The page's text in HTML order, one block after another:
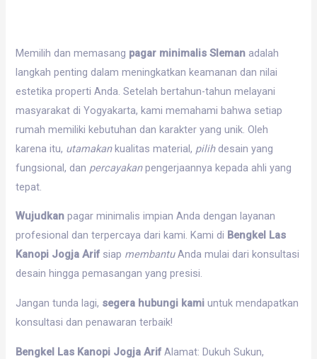
Memilih dan memasang pagar minimalis Sleman adalah
langkah penting dalam meningkatkan keamanan dan nilai
estetika properti Anda. Setelah bertahun-tahun melayani
masyarakat di Yogyakarta, kami memahami bahwa setiap
rumah memiliki kebutuhan dan karakter yang unik. Oleh
karena itu, utamakankualitas material, pilihdesain yang
fungsional, dan percayakanpengerjaannya kepada ahli yang
tepat.
Wujudkan pagar minimalis impian Anda dengan layanan
profesional dan terpercaya dari kami. Kami di Bengkel Las
Kanopi Jogja Arif siap membantuAnda mulai dari konsultasi
desain hingga pemasangan yang presisi.
Jangan tunda lagi, segera hubungi kami untuk mendapatkan
konsultasi dan penawaran terbaik!
Bengkel Las Kanopi Jogja Arif Alamat: Dukuh Sukun,